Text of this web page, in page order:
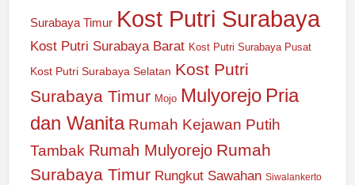
Surabaya Timur Kost Putri Surabaya
Kost Putri Surabaya Barat Kost Putri Surabaya Pusat
Kost Putri Surabaya Selatan Kost Putri
Surabaya Timur Mojo Mulyorejo Pria
dan Wanita Rumah Kejawan Putih
Tambak Rumah Mulyorejo Rumah
Surabaya Timur Rungkut Sawahan Siwalankerto